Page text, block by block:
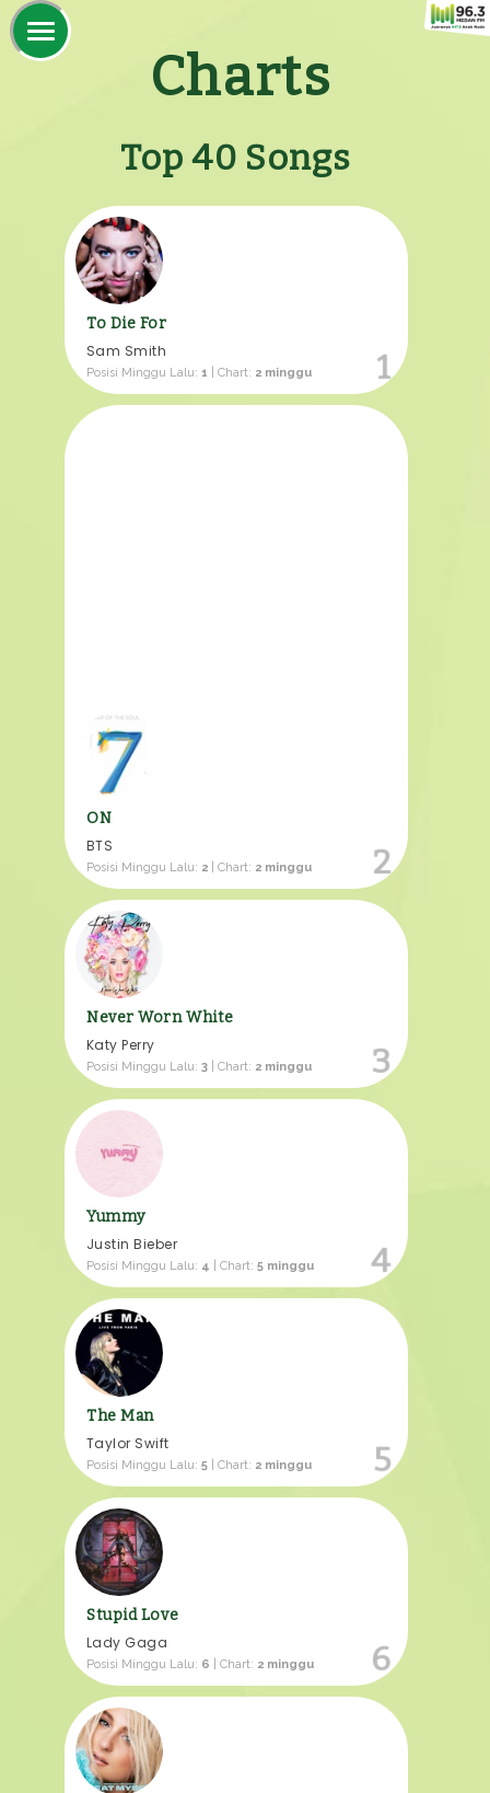
Charts
Top 40 Songs
To Die For
Sam Smith
Posisi Minggu Lalu: 1 | Chart: 2 minggu 1
ON
BTS
Posisi Minggu Lalu: 2 | Chart: 2 minggu 2
Never Worn White
Katy Perry
Posisi Minggu Lalu: 3 | Chart: 2 minggu 3
Yummy
Justin Bieber
Posisi Minggu Lalu: 4 | Chart: 5 minggu 4
The Man
Taylor Swift
Posisi Minggu Lalu: 5 | Chart: 2 minggu 5
Stupid Love
Lady Gaga
Posisi Minggu Lalu: 6 | Chart: 2 minggu 6